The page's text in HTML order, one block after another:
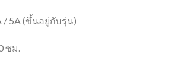
/ 5A (ขึ้นอยู่กับรุ่น)
ซม.